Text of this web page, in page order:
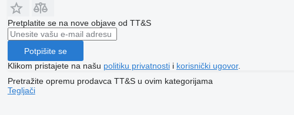
Pretplatite se na nove objave od TT&S
Potpišite se
Klikom pristajete na našu politiku privatnostii korisnički ugovor.
Pretražite opremu prodavca TT&S u ovim kategorijama
Tegljači